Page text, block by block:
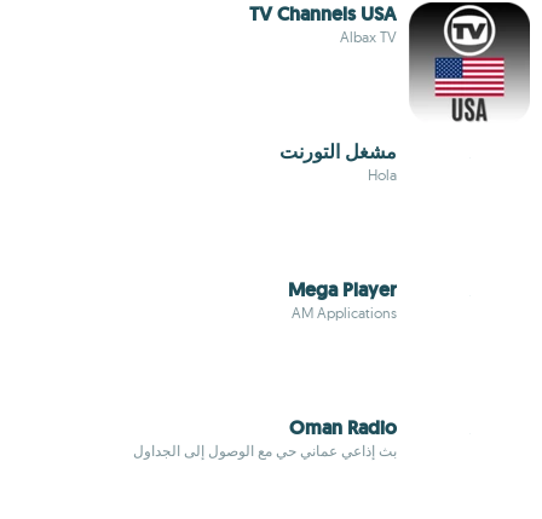
TV Channels USA
Albax TV
مشغل التورنت
Hola
Mega Player
AM Applications
Oman Radio
بث إذاعي عماني حي مع الوصول إلى الجداول